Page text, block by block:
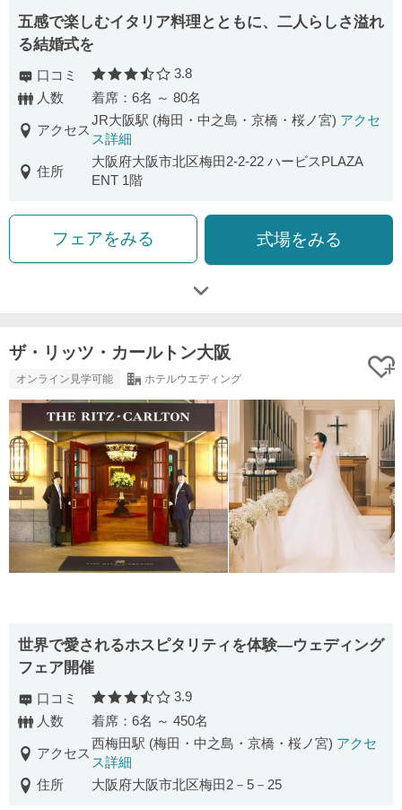
五感で楽しむイタリア料理とともに、二人らしさ溢れ
る結婚式を
口コミ 口コミ評価
3.8
人数
着席：6名 ～ 80名
アクセス
JR大阪駅 (梅田・中之島・京橋・桜ノ宮) アクセ
ス詳細
住所
大阪府大阪市北区梅田2-2-22 ハービスPLAZA
ENT 1階
フェアをみる 式場をみる
ザ・リッツ・カールトン大阪
オンライン見学可能 ホテルウエディング
世界で愛されるホスピタリティを体験―ウェディング
フェア開催
口コミ 口コミ評価
3.9
人数
着席：6名 ～ 450名
アクセス
西梅田駅 (梅田・中之島・京橋・桜ノ宮) アクセ
ス詳細
住所
大阪府大阪市北区梅田2－5－25